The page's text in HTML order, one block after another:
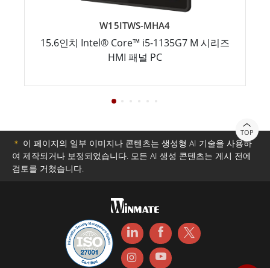
W15ITWS-MHA4
15.6인치 Intel® Core™ i5-1135G7 M 시리즈
HMI 패널 PC
TOP
＊ 이 페이지의 일부 이미지나 콘텐츠는 생성형 AI 기술을 사용하
여 제작되거나 보정되었습니다. 모든 AI 생성 콘텐츠는 게시 전에
검토를 거쳤습니다.